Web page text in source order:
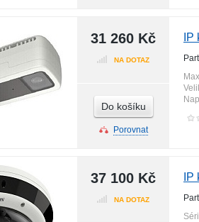
31 260 Kč
NA DOTAZ
Do košíku
Porovnat
37 100 Kč
NA DOTAZ